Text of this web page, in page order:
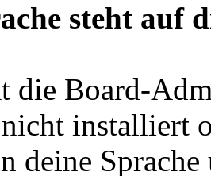
steht auf
die Board-
installiert
deine